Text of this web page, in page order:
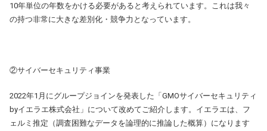
10年単位の年数をかける必要があると考えられています。これは我々
の持つ非常に大きな差別化・競争力となっています。
②サイバーセキュリティ事業
2022年1月にグループジョインを発表した「GMOサイバーセキュリティ
byイエラエ株式会社」について改めてご紹介します。イエラエは、フ
ェルミ推定（調査困難なデータを論理的に推論した概算）になります